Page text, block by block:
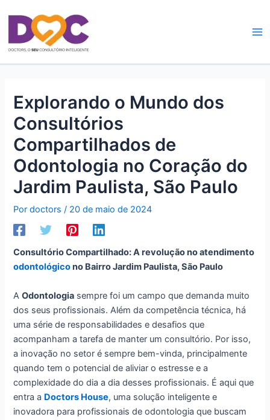
conteúdo
Explorando o Mundo dos
Consultórios
Compartilhados de
Odontologia no Coração do
Jardim Paulista, São Paulo
Pordoctors/ 20 de maio de 2024
Consultório Compartilhado: A revolução no atendimento
odontológicono Bairro Jardim Paulista, São Paulo
AOdontologia sempre foi um campo que demanda muito
dos seus profissionais. Além da competência técnica, há
uma série de responsabilidades e desafios que
acompanham a tarefa de manter um consultório. Por isso,
a inovação no setor é sempre bem-vinda, principalmente
quando tem o potencial de aliviar o estresse e a
complexidade do dia a dia desses profissionais. É aqui que
entra a Doctors House, uma solução inteligente e
inovadora para profissionais de odontologia que buscam